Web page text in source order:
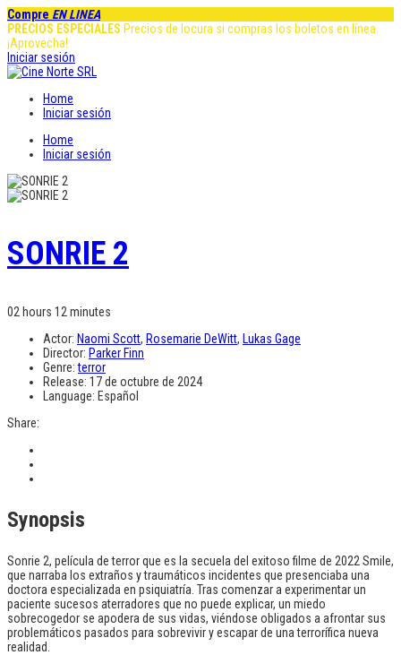
Compre EN LINEA
PRECIOS ESPECIALES Precios de locura si compras los boletos en línea.
¡Aprovecha!
Iniciar sesión
Home
Iniciar sesión
Home
Iniciar sesión
SONRIE 2
02 hours 12 minutes
Actor: Naomi Scott, Rosemarie DeWitt, Lukas Gage
Director: Parker Finn
Genre:terror
Release: 17 de octubre de 2024
Language: Español
Share:
Synopsis
Sonrie 2, película de terror que es la secuela del exitoso filme de 2022 Smile,
que narraba los extraños y traumáticos incidentes que presenciaba una
doctora especializada en psiquiatría. Tras comenzar a experimentar un
paciente sucesos aterradores que no puede explicar, un miedo
sobrecogedor se apodera de sus vidas, viéndose obligados a afrontar sus
problemáticos pasados para sobrevivir y escapar de una terrorífica nueva
realidad.